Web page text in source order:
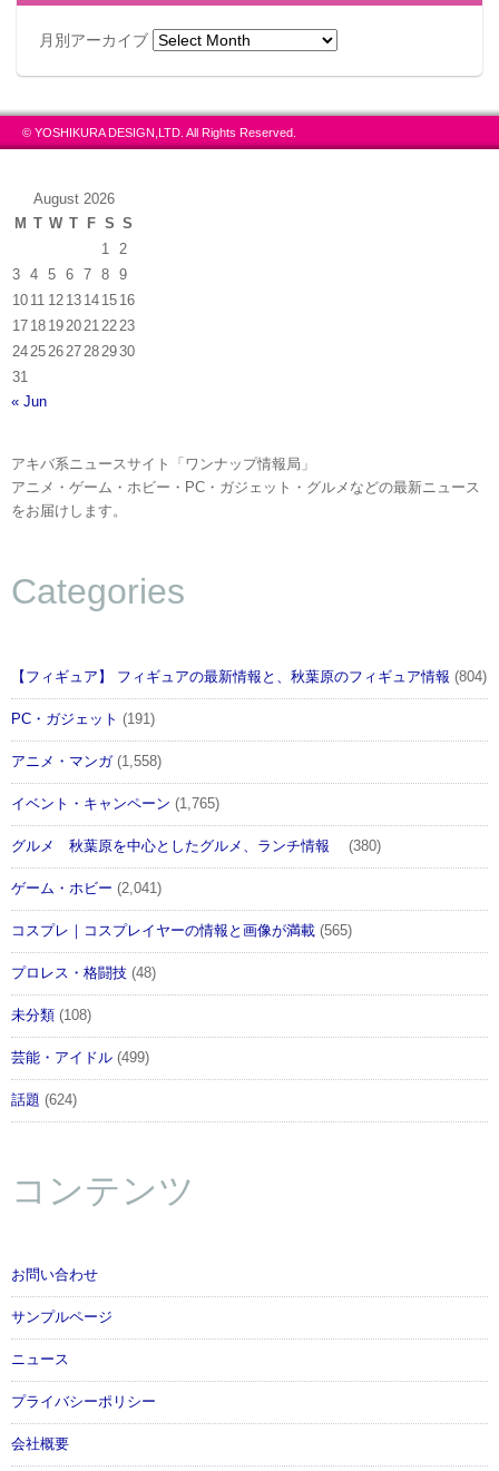
月別アーカイブ
© YOSHIKURA DESIGN,LTD. All Rights Reserved.
August 2026
M T W T F S S
1
2
3
4 5 6 7 8
9
10 11 12 13 14 15 16
17 18 1920212223
24252627282930
31
« Jun
アキバ系ニュースサイト「ワンナップ情報局」
アニメ・ゲーム・ホビー・PC・ガジェット・グルメなどの最新ニュース
をお届けします。
Categories
【フィギュア】 フィギュアの最新情報と、秋葉原のフィギュア情報 (804)
PC・ガジェット (191)
アニメ・マンガ(1,558)
イベント・キャンペーン (1,765)
グルメ 秋葉原を中心としたグルメ、ランチ情報 (380)
ゲーム・ホビー (2,041)
コスプレ｜コスプレイヤーの情報と画像が満載 (565)
プロレス・格闘技 (48)
未分類 (108)
芸能・アイドル (499)
話題 (624)
コンテンツ
お問い合わせ
サンプルページ
ニュース
プライバシーポリシー
会社概要